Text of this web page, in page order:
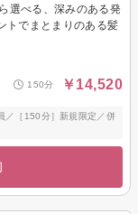
選べる、深みのある発
トでまとまりのある髪
150分 ￥14,520
／［150分］新規限定／併